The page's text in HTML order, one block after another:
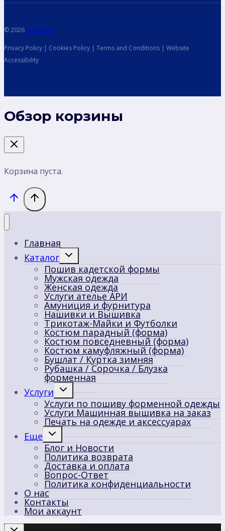
© 2026 spetsvoin
Privacy Policy | Cookies Policy | Terms and Conditions | Website
Accessibility
Обзор корзины
Корзина пуста.
Главная
Каталог
Переключить
меню
Пошив кадетской формы
Мужская одежда
Женская одежда
Услуги ателье АРИ
Амуниция и фурнитура
Нашивки и Вышивка
Трикотаж-Майки и Футболки
Костюм парадный (форма)
Костюм повседневный (форма)
Костюм камуфляжный (форма)
Бушлат / Куртка зимняя
Рубашка / Сорочка / Блузка
форменная
Услуги
Переключить
дочернее
меню
Услуги по пошиву форменной одежды
Услуги Машинная вышивка на заказ
Печать на одежде и аксессуарах
Еще
Переключить
дочернее
меню
Блог и Новости
Политика возврата
Доставка и оплата
Вопрос-Ответ
Политика конфиденциальности
О нас
Контакты
Мои аккаунт